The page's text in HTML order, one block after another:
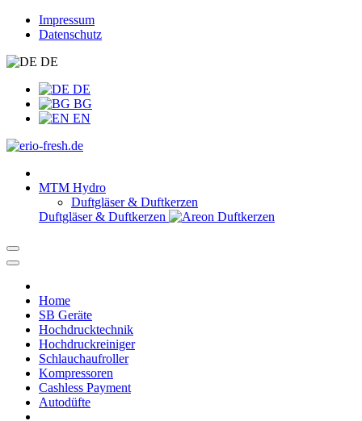
Impressum
Datenschutz
DE
DE
BG
EN
MTM Hydro
Duftgläser & Duftkerzen
Duftgläser & Duftkerzen
Home
SB Geräte
Hochdrucktechnik
Hochdruckreiniger
Schlauchaufroller
Kompressoren
Cashless Payment
Autodüfte